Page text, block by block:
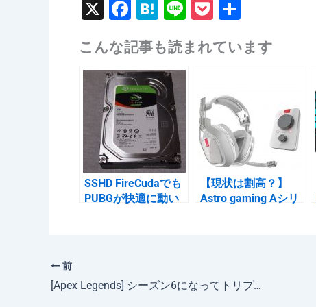
X F
c
e
b
o
o
k
H
e
n
a
Li
e
P
c
et
共
こんな記事も読まれています
SSHD FireCudaでも
PUBGが快適に動い
【現状は割高？】
Astro gaming Aシリ
前
[Apex Legends] シーズン6になってトリプルテイクの時代。ダメージも出ないので配信者には冬。【感想】